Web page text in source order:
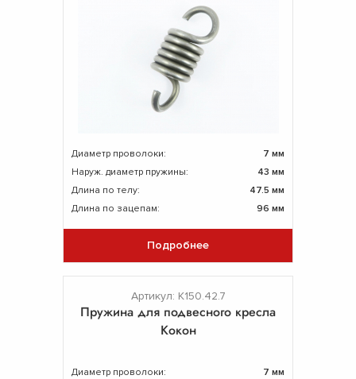
Диаметр проволоки:
7 мм
Наруж. диаметр пружины:
43 мм
Длина по телу:
47.5 мм
Длина по зацепам:
96 мм
Подробнее
Артикул: К150.42.7
Пружина для подвесного кресла
Кокон
Диаметр проволоки:
7 мм